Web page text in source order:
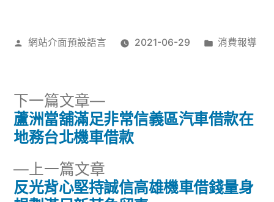
作
網站介面預設語言 2021-06-29
分
消費報導
文
導
上一篇文章
一
反光背心堅持誠信高雄機車借錢量身
下一篇文章
下
一
篇
蘆洲當舖滿足非常信義區汽車借款在
地務台北機車借款